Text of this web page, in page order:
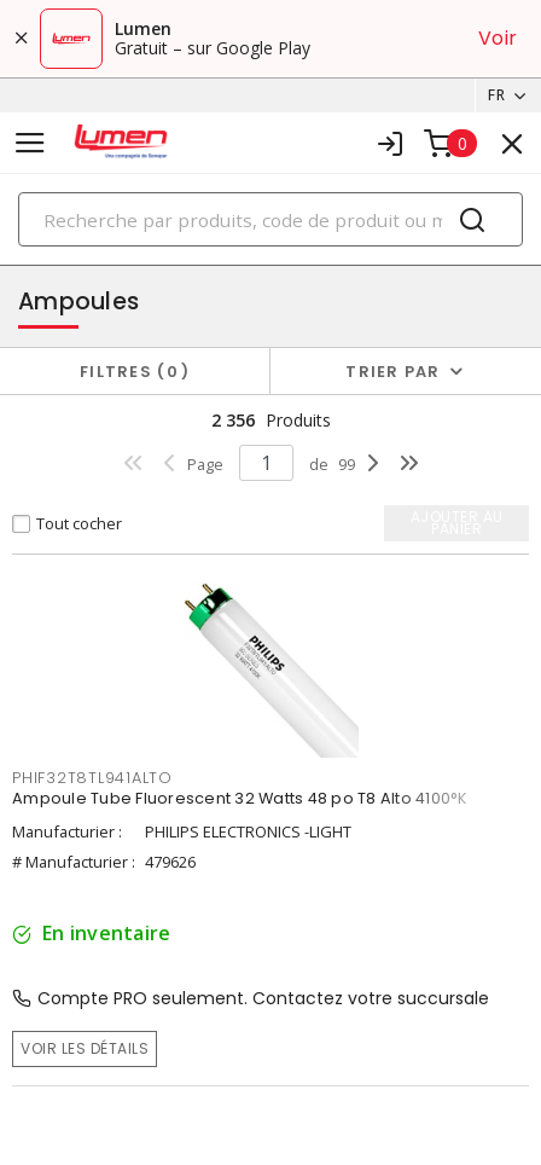
Lumen
Gratuit – sur Google Play
Voir
FR
0
PRODUITS
éclairage
Ampoules
FILTRES 0 TRIER PAR
2 356 Produits
Page de 99
Tout cocher
PHIF32T8TL941ALTO
Ampoule Tube Fluorescent 32 Watts 48 po T8 Alto 4100°K
Manufacturier :
PHILIPS ELECTRONICS -LIGHT
# Manufacturier : 479626
En inventaire
Compte PRO seulement. Contactez votre succursale
VOIR LES DÉTAILS